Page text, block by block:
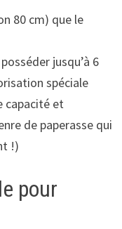
80 cm) que le
jusqu’à 6
spéciale
capacité et
de paperasse qui
!)
pour